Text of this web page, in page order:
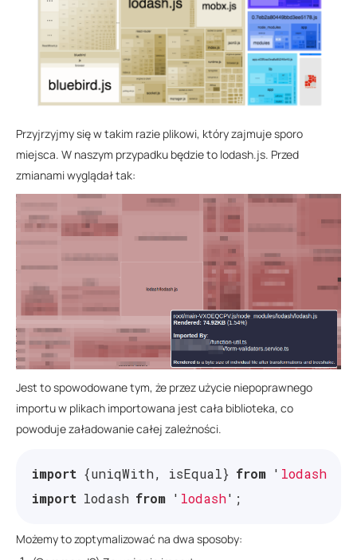
Przyjrzyjmy się w takim razie plikowi, który zajmuje sporo
miejsca. W naszym przypadku będzie to lodash.js. Przed
zmianami wyglądał tak:
Jest to spowodowane tym, że przez użycie niepoprawnego
importu w plikach importowana jest cała biblioteka, co
powoduje załadowanie całej zależności.
import {uniqWith, isEqual} from ' lodash
import lodash from ' lodash' ;
Możemy to zoptymalizować na dwa sposoby: